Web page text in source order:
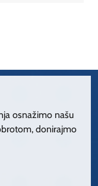
osnažimo našu
donirajmo